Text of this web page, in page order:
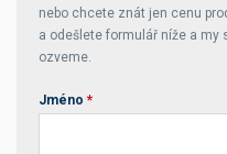
nebo chcete znát jen cenu
a odešlete formulář níže a my
ozveme.
Jméno *